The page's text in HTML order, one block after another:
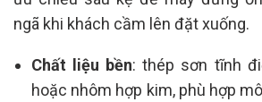
ngã khi khách cầm lên đặt xuống.
Chất liệu bền: thép sơn tĩnh
hoặc nhôm hợp kim, phù hợp